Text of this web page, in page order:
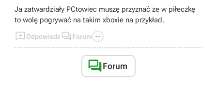
Ja zatwardziały PCtowiec muszę przyznać że w piłeczkę
to wolę pogrywać na takim xboxie na przykład.
Odpowiedz  Forum 
Forum